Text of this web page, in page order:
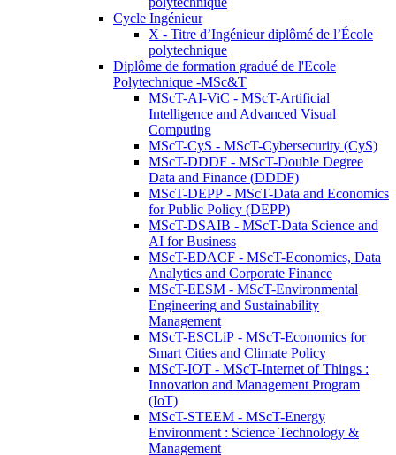
Cycle Ingénieur
X - Titre d’Ingénieur diplômé de l’École
polytechnique
Diplôme de formation gradué de l'Ecole
Polytechnique -MSc&T
MScT-AI-ViC - MScT-Artificial
Intelligence and Advanced Visual
Computing
MScT-CyS - MScT-Cybersecurity (CyS)
MScT-DDDF - MScT-Double Degree
Data and Finance (DDDF)
MScT-DEPP - MScT-Data and Economics
for Public Policy (DEPP)
MScT-DSAIB - MScT-Data Science and
AI for Business
MScT-EDACF - MScT-Economics, Data
Analytics and Corporate Finance
MScT-EESM - MScT-Environmental
Engineering and Sustainability
Management
MScT-ESCLiP - MScT-Economics for
Smart Cities and Climate Policy
MScT-IOT - MScT-Internet of Things :
Innovation and Management Program
(IoT)
MScT-STEEM - MScT-Energy
Environment : Science Technology &
Management